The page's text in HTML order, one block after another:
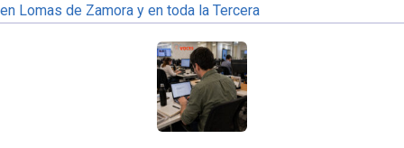
en Lomas de Zamora y en toda la Tercera